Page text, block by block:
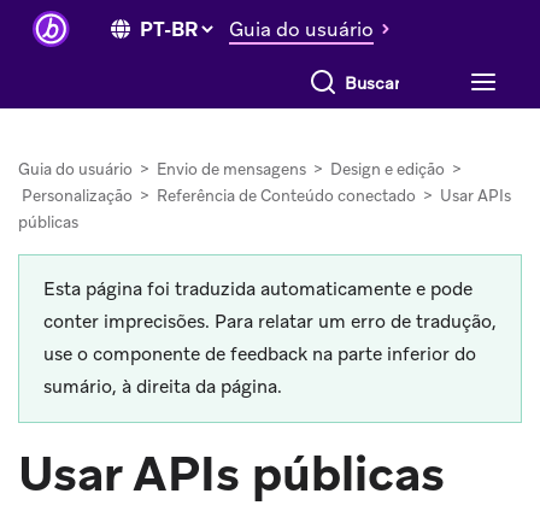
Guia do usuário
Buscar tudo
Guia do usuário > Envio de mensagens > Design e edição >
Personalização > Referência de Conteúdo conectado > Usar APIs
públicas
Esta página foi traduzida automaticamente e pode
conter imprecisões. Para relatar um erro de tradução,
use o componente de feedback na parte inferior do
sumário, à direita da página.
Usar APIs públicas